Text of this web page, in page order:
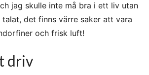
jag skulle inte må bra i ett liv utan
det finns värre saker att vara
och frisk luft!
driv